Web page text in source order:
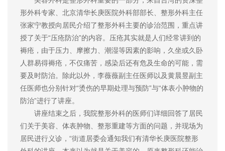
形外科专家、北京清华长庚医院外科部部长、整形外科主任
张家宁教授向居民介绍了整形外科主要的诊治范围，重点讲
授了关于“压疮防治”的内容。压疮其实就是人们经常讲到的
褥疮，由于压力、摩擦力、潮湿等因素的影响，久坐或久卧
人群易得褥疮，不仅痛苦，感染后还有危及生命的可能，需
要及时防治。除此以外，李薇薇副主任医师以及黄晨昱副主
任医师也分别针对“烫伤的早期处理与预防”与“体表小肿物的
防治”进行了讲座。
讲座结束之后，我院整形外科的医师们详细回答了居民
们关于美容、体表肿物、整形重建等方面的问题，并现场为
居民进行义诊，“街道居委会通知我们有清华长庚医院整形